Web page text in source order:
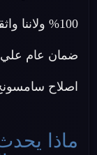
100%
ضمان عام علي
اصلاح
ماذا